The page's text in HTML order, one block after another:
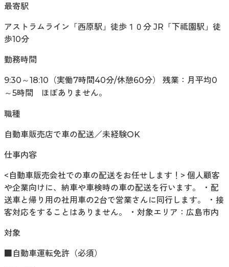
最寄駅
アストラムライン「西原駅」徒歩１０分 JR「下祗園駅」徒
歩10分
勤務時間
9:30～18:10（実働7時間40分/休憩60分） 残業：月平均0
～5時間 ほぼありません。
職種
自動車販売店で車の配送／未経験OK
仕事内容
<自動車販売会社での車の配送をお任せします！> 個人顧客
や企業向けに、納車や車検時の車の配送を行います。 ・配
送車と帰り用の社用車の2台で営業さんに同行します。 ・接
客対応をすることはありません。 ・対象エリア：広島市内
対象
■自動車運転免許（必須）